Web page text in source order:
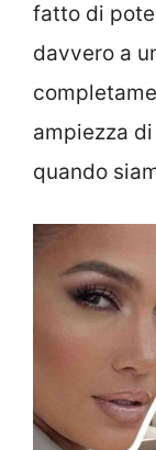
fatto di
davvero a
ampiezza
quando